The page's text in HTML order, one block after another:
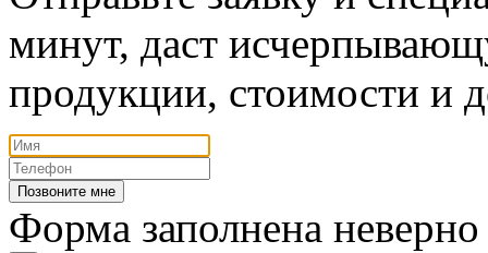
минут, даст
продукции, стоимости и
Позвоните мне
Форма заполнена неверно